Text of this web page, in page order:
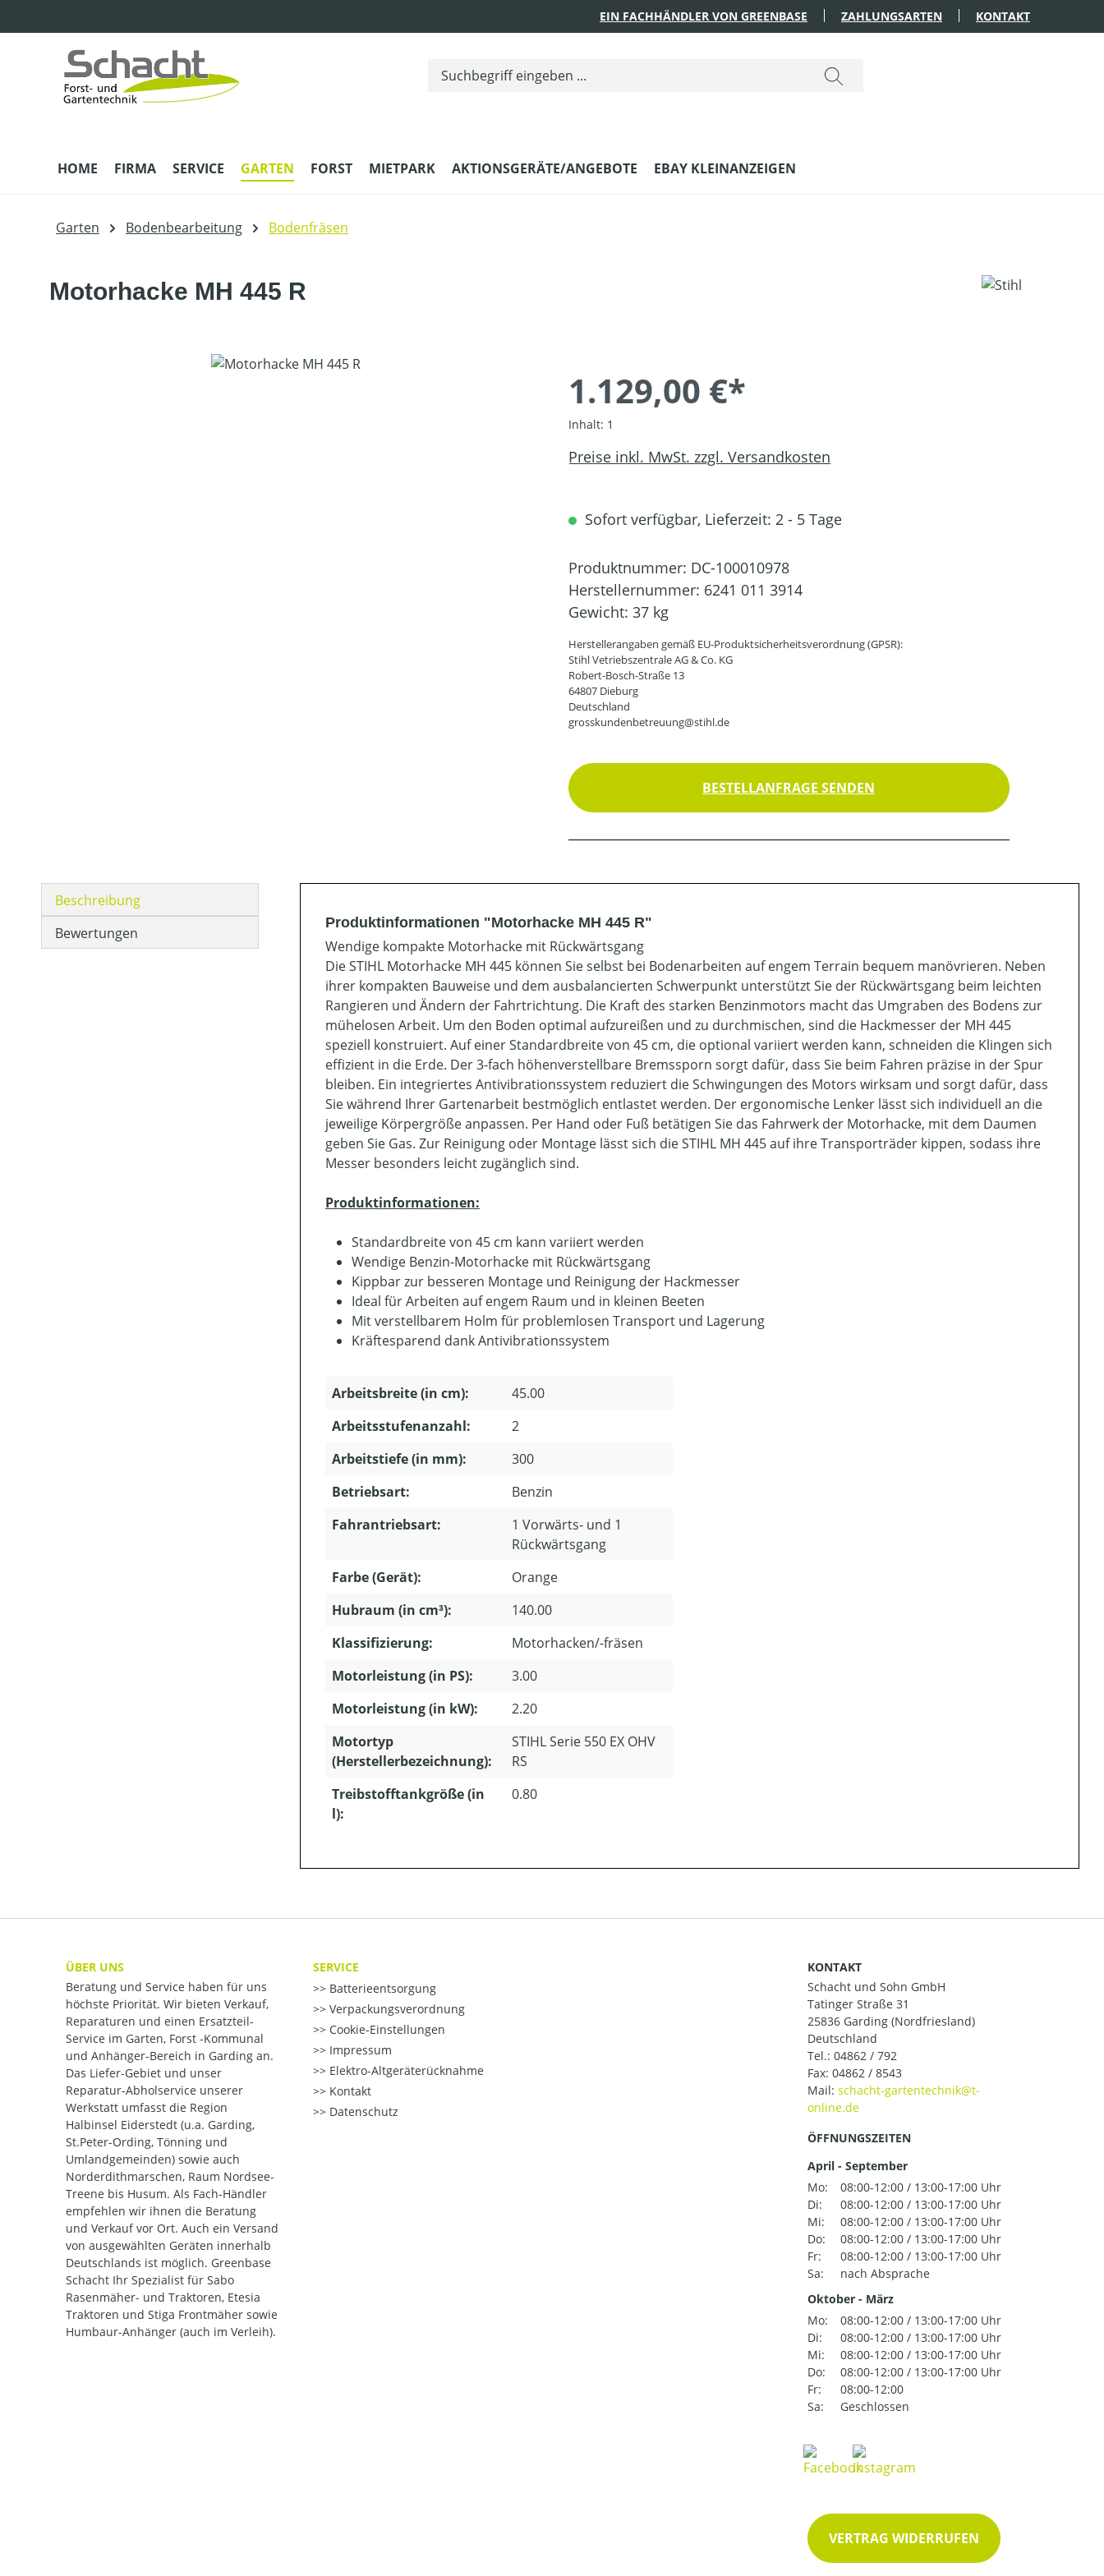
EIN FACHHÄNDLER VON GREENBASE ZAHLUNGSARTEN KONTAKT
HOME FIRMA SERVICE GARTEN FORST MIETPARK AKTIONSGERÄTE/ANGEBOTE EBAY KLEINANZEIGEN
Garten Bodenbearbeitung Bodenfräsen
Motorhacke MH 445 R
1.129,00 €*
Inhalt: 1
Preise inkl. MwSt. zzgl. Versandkosten
Sofort verfügbar, Lieferzeit: 2 - 5 Tage
Produktnummer: DC-100010978
Herstellernummer: 6241 011 3914
Gewicht: 37 kg
Herstellerangaben gemäß EU-Produktsicherheitsverordnung (GPSR):
Stihl Vetriebszentrale AG & Co. KG
Robert-Bosch-Straße 13
64807 Dieburg
Deutschland
grosskundenbetreuung@stihl.de
BESTELLANFRAGE SENDEN
Beschreibung
Bewertungen
Produktinformationen "Motorhacke MH 445 R"
Wendige kompakte Motorhacke mit Rückwärtsgang
Die STIHL Motorhacke MH 445 können Sie selbst bei Bodenarbeiten auf engem Terrain bequem manövrieren. Neben
ihrer kompakten Bauweise und dem ausbalancierten Schwerpunkt unterstützt Sie der Rückwärtsgang beim leichten
Rangieren und Ändern der Fahrtrichtung. Die Kraft des starken Benzinmotors macht das Umgraben des Bodens zur
mühelosen Arbeit. Um den Boden optimal aufzureißen und zu durchmischen, sind die Hackmesser der MH 445
speziell konstruiert. Auf einer Standardbreite von 45 cm, die optional variiert werden kann, schneiden die Klingen sich
effizient in die Erde. Der 3-fach höhenverstellbare Bremssporn sorgt dafür, dass Sie beim Fahren präzise in der Spur
bleiben. Ein integriertes Antivibrationssystem reduziert die Schwingungen des Motors wirksam und sorgt dafür, dass
Sie während Ihrer Gartenarbeit bestmöglich entlastet werden. Der ergonomische Lenker lässt sich individuell an die
jeweilige Körpergröße anpassen. Per Hand oder Fuß betätigen Sie das Fahrwerk der Motorhacke, mit dem Daumen
geben Sie Gas. Zur Reinigung oder Montage lässt sich die STIHL MH 445 auf ihre Transporträder kippen, sodass ihre
Messer besonders leicht zugänglich sind.
Produktinformationen:
Standardbreite von 45 cm kann variiert werden
Wendige Benzin-Motorhacke mit Rückwärtsgang
Kippbar zur besseren Montage und Reinigung der Hackmesser
Ideal für Arbeiten auf engem Raum und in kleinen Beeten
Mit verstellbarem Holm für problemlosen Transport und Lagerung
Kräftesparend dank Antivibrationssystem
Arbeitsbreite (in cm):
45.00
Arbeitsstufenanzahl:
2
Arbeitstiefe (in mm):
300
Betriebsart:
Benzin
Fahrantriebsart:
1 Vorwärts- und 1
Rückwärtsgang
Farbe (Gerät):
Orange
Hubraum (in cm³):
140.00
Klassifizierung:
Motorhacken/-fräsen
Motorleistung (in PS):
3.00
Motorleistung (in kW):
2.20
Motortyp
(Herstellerbezeichnung):
STIHL Serie 550 EX OHV
RS
Treibstofftankgröße (in
l):
0.80
ÜBER UNS
Beratung und Service haben für uns
höchste Priorität. Wir bieten Verkauf,
Reparaturen und einen Ersatzteil-
Service im Garten, Forst -Kommunal
und Anhänger-Bereich in Garding an.
Das Liefer-Gebiet und unser
Reparatur-Abholservice unserer
Werkstatt umfasst die Region
Halbinsel Eiderstedt (u.a. Garding,
St.Peter-Ording, Tönning und
Umlandgemeinden) sowie auch
Norderdithmarschen, Raum Nordsee-
Treene bis Husum. Als Fach-Händler
empfehlen wir ihnen die Beratung
und Verkauf vor Ort. Auch ein Versand
von ausgewählten Geräten innerhalb
Deutschlands ist möglich. Greenbase
Schacht Ihr Spezialist für Sabo
Rasenmäher- und Traktoren, Etesia
Traktoren und Stiga Frontmäher sowie
Humbaur-Anhänger (auch im Verleih).
SERVICE
Batterieentsorgung
Verpackungsverordnung
Cookie-Einstellungen
Impressum
Elektro-Altgeräterücknahme
Kontakt
Datenschutz
KONTAKT
Schacht und Sohn GmbH
Tatinger Straße 31
25836 Garding (Nordfriesland)
Deutschland
Tel.: 04862 / 792
Fax: 04862 / 8543
Mail:
ÖFFNUNGSZEITEN
April - September
Mo:
08:00-12:00 / 13:00-17:00 Uhr
Di:
08:00-12:00 / 13:00-17:00 Uhr
Mi:
08:00-12:00 / 13:00-17:00 Uhr
Do:
08:00-12:00 / 13:00-17:00 Uhr
Fr:
08:00-12:00 / 13:00-17:00 Uhr
Sa:
nach Absprache
Oktober - März
Mo:
08:00-12:00 / 13:00-17:00 Uhr
Di:
08:00-12:00 / 13:00-17:00 Uhr
Mi:
08:00-12:00 / 13:00-17:00 Uhr
Do:
08:00-12:00 / 13:00-17:00 Uhr
Fr:
08:00-12:00
Sa:
Geschlossen
VERTRAG WIDERRUFEN